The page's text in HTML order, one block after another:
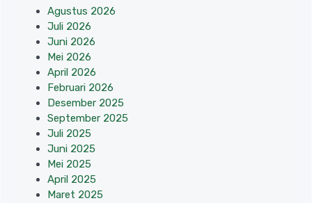
Agustus 2026
Juli 2026
Juni 2026
Mei 2026
April 2026
Februari 2026
Desember 2025
September 2025
Juli 2025
Juni 2025
Mei 2025
April 2025
Maret 2025